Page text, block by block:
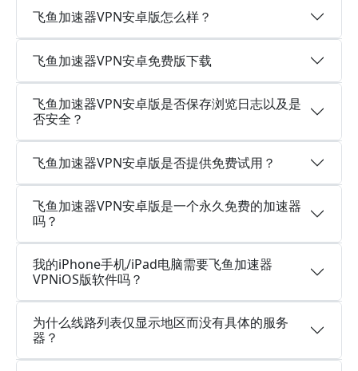
飞鱼加速器VPN安卓版怎么样？
飞鱼加速器VPN安卓免费版下载
飞鱼加速器VPN安卓版是否保存浏览日志以及是
否安全？
飞鱼加速器VPN安卓版是否提供免费试用？
飞鱼加速器VPN安卓版是一个永久免费的加速器
吗？
我的iPhone手机/iPad电脑需要飞鱼加速器
VPNiOS版软件吗？
为什么线路列表仅显示地区而没有具体的服务
器？